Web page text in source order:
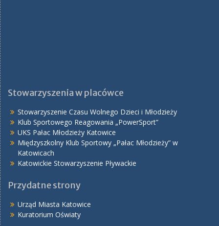
Stowarzyszenia w placówce
Stowarzyszenie Czasu Wolnego Dzieci i Młodzieży
Klub Sportowego Reagowania „PowerSport”
UKS Pałac Młodzieży Katowice
Międzyszkolny Klub Sportowy „Pałac Młodzieży” w
Katowicach
Katowickie Stowarzyszenie Pływackie
Przydatne strony
Urząd Miasta Katowice
Kuratorium Oświaty